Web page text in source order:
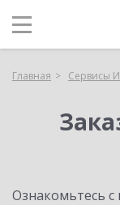
Главная Сервисы
Ознакомьтесь